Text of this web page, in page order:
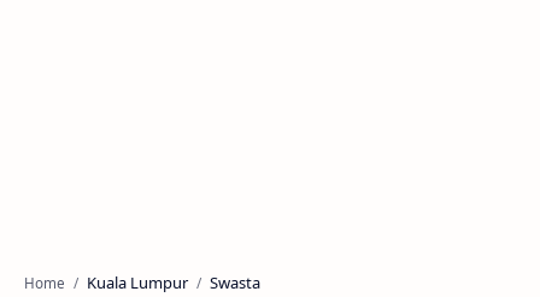
Home Kuala Lumpur Swasta